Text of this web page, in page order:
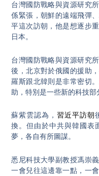
台灣國防戰略與資源研究
係緊張，朝鮮的遠端飛彈
平這次訪朝，他是想逐步
日本。
台灣國防戰略與資源研究
後，北京對於俄國的援助
羅斯跟北韓則是非常密切
助，特別是一些新的科技部
蘇紫雲認為，習近平訪朝
換。但由於中共與韓國表
夢，各自有所圖謀。
悉尼科技大學副教授馮崇
一會兒往這邊靠一點，一